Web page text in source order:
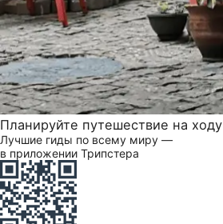
Планируйте путешествие на ходу
Лучшие гиды по всему миру —
в приложении Трипстера